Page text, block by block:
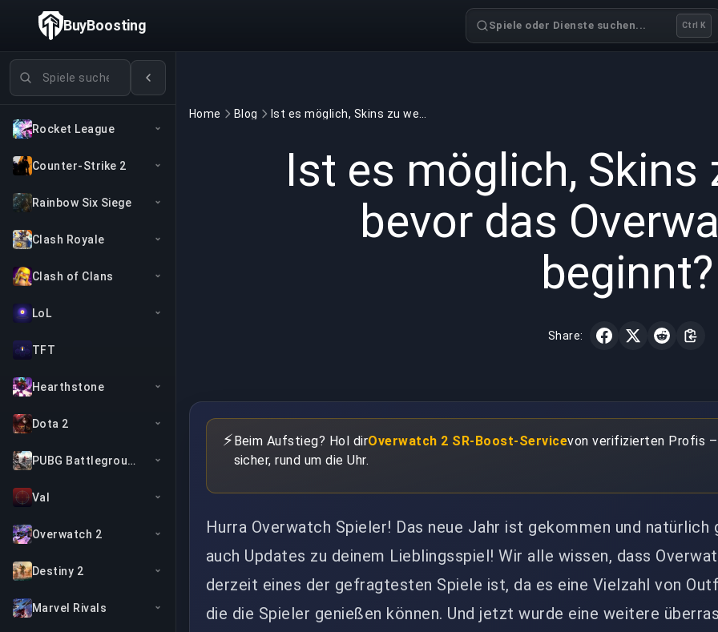
Spiele suchen
Rocket League
Counter-Strike 2
Rainbow Six Siege
Clash Royale
Clash of Clans
LoL
TFT
Hearthstone
Dota 2
PUBG Battlegrounds
Val
Overwatch 2
Destiny 2
Marvel Rivals
BuyBoosting Spiele oder Dienste suchen... Ctrl K
Home Blog
Ist es möglich, Skins
bevor das
beginnt?
Share:
⚡ Beim Aufstieg? Hol dirOverwatch 2 SR-Boost-Servicevon verifizierten Profis
sicher, rund um die Uhr.
Hurra Overwatch Spieler! Das neue Jahr ist gekommen und natürlich
auch Updates zu deinem Lieblingsspiel! Wir alle wissen, dass
derzeit eines der gefragtesten Spiele ist, da es eine Vielzahl von
die die Spieler genießen können. Und jetzt wurde eine weitere